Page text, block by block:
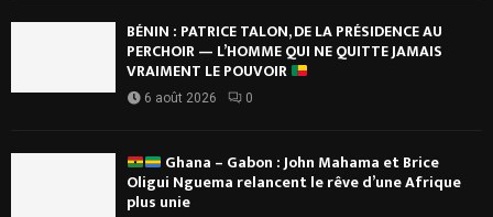
BÉNIN : PATRICE TALON, DE LA PRÉSIDENCE AU
PERCHOIR — L’HOMME QUI NE QUITTE JAMAIS
VRAIMENT LE POUVOIR
6 août 2026 0
Ghana – Gabon : John Mahama et Brice
Oligui Nguema relancent le rêve d’une Afrique
plus unie